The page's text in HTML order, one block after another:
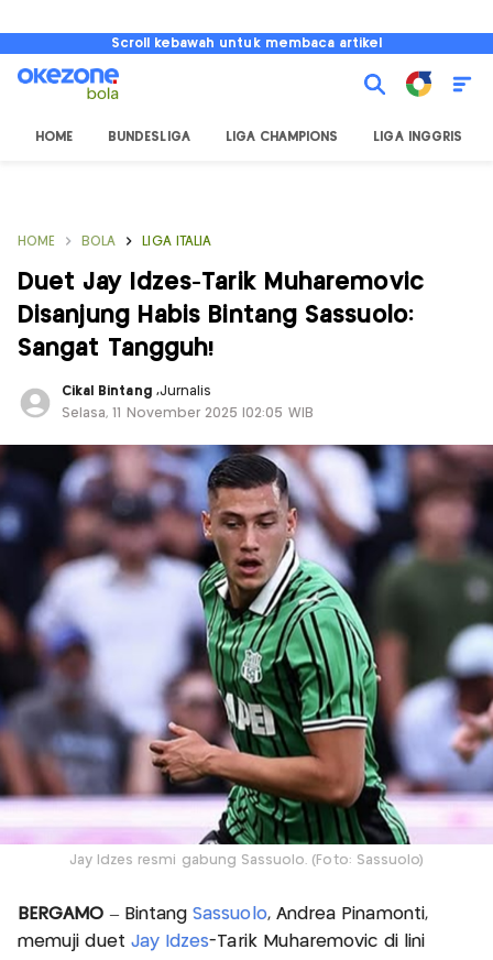
Scroll kebawah untuk membaca artikel
HOME BUNDESLIGA LIGA CHAMPIONS LIGA INGGRIS
HOME BOLA LIGA ITALIA
Duet Jay Idzes-Tarik Muharemovic
Disanjung Habis Bintang Sassuolo:
Sangat Tangguh!
Cikal Bintang ,Jurnalis
Selasa, 11 November 2025 |02:05 WIB
Jay Idzes resmi gabung Sassuolo. (Foto: Sassuolo)
BERGAMO– BintangSassuolo, Andrea Pinamonti,
memuji duet Jay Idzes-Tarik Muharemovic di lini